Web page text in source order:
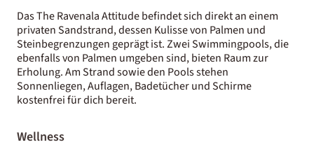
Das The Ravenala Attitude befindet sich direkt an einem
privaten Sandstrand, dessen Kulisse von Palmen und
Steinbegrenzungen geprägt ist. Zwei Swimmingpools, die
ebenfalls von Palmen umgeben sind, bieten Raum zur
Erholung. Am Strand sowie den Pools stehen
Sonnenliegen, Auflagen, Badetücher und Schirme
kostenfrei für dich bereit.
Wellness